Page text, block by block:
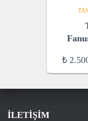
₺
İLETİŞİM